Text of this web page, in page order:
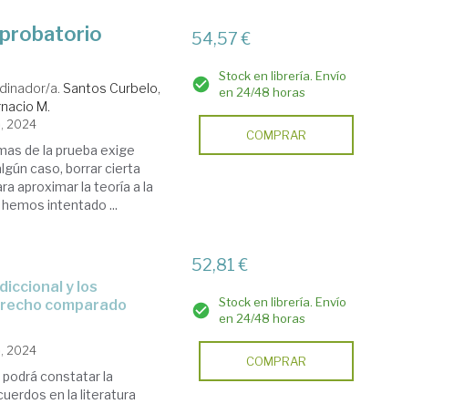
a. Santos Curbelo,
M.
2024
de la prueba exige
caso, borrar cierta
aproximar la teoría a la
intentado ...
54,57 €
Stock en librería. Envío
en 24/48 horas
COMPRAR
comparado
2024
constatar la
en la literatura
52,81 €
Stock en librería. Envío
en 24/48 horas
COMPRAR